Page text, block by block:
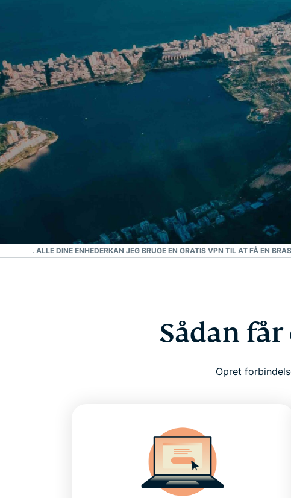
Bedste VPN til Brasilien
VPN TIL ALLE DINE ENHEDERKAN JEG BRUGE EN GRATIS VPN TIL AT FÅ EN
Sådan
Opret